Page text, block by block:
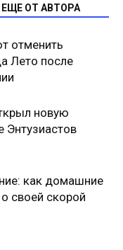
ЕЩЕ ОТ АВТОРА
отменить
Лето после
новую
Энтузиастов
как домашние
своей скорой